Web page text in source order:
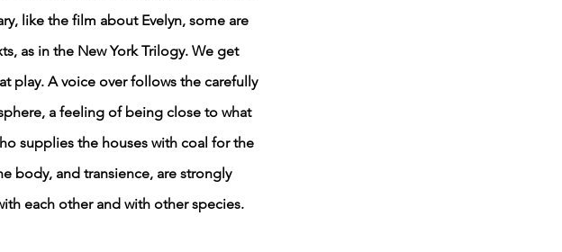
like the film about Evelyn, some are
as in the New York Trilogy. We get
play. A voice over follows the carefully
a feeling of being close to what
supplies the houses with coal for the
body, and transience, are strongly
each other and with other species.